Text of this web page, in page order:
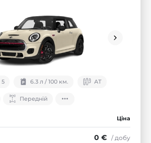
5 6.3 л / 100 км. АТ
Передній
Ціна
0 € / добу